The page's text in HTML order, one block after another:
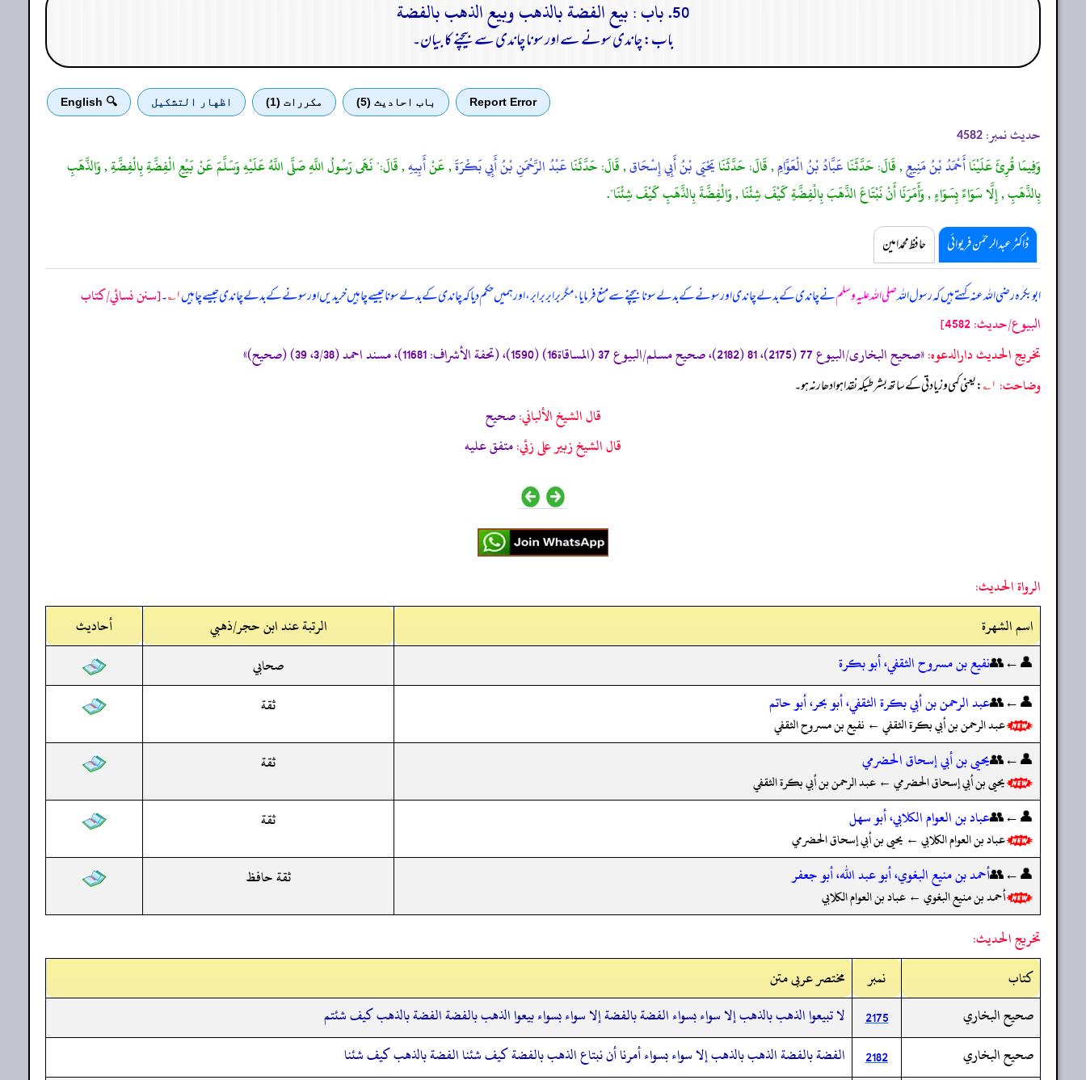
50. باب : بيع الفضة بالذهب وبيع الذهب بالفضة
باب: چاندی سونے سے اور سونا چاندی سے بیچنے کا بیان۔
Report Error باب احادیث (5) مكررات (1) اظهار التشكيل 🔍 English
حدیث نمبر: 4582
وَفِيمَا قُرِئَ عَلَيْنَاأَحْمَدُ بْنُ مَنِيعٍ, قَالَ: حَدَّثَنَاعَبَّادُ بْنُ الْعَوَّامِ, قَالَ: حَدَّثَنَايَحْيَى بْنُ أَبِي إِسْحَاق, قَالَ: حَدَّثَنَاعَبْدُ الرَّحْمَنِ بْنُ أَبِي بَكْرَةَ, عَنْأَبِيهِ, قَالَ:" نَهَى رَسُولُ اللَّهِ صَلَّى اللَّهُ عَلَيْهِ وَسَلَّمَ عَنْ بَيْعِ الْفِضَّةِ بِالْفِضَّةِ , وَالذَّهَبِ
بِالذَّهَبِ , إِلَّا سَوَاءً بِسَوَاءٍ , وَأَمَرَنَا أَنْ نَبْتَاعَ الذَّهَبَ بِالْفِضَّةِ كَيْفَ شِئْنَا , وَالْفِضَّةَ بِالذَّهَبِ كَيْفَ شِئْنَا".
ڈاکٹر عبدالرحمٰن فریوائی حافظ محمد امین
ابوبکرہ رضی اللہ عنہ کہتے ہیں کہرسول اللہصلی اللہ علیہ وسلمنے چاندی کے بدلے چاندی اور سونے کے بدلے سونا بیچنے سے منع فرمایا، مگر برابر برابر، اور ہمیں حکم دیا کہ چاندی کے بدلے سونا جیسے چاہیں خریدیں اور سونے کے بدلے چاندی جیسے چاہیں۱؎ ۔[سنن نسائي/كتاب
البيوع/حدیث: 4582]
تخریج الحدیث دارالدعوہ:«صحیح البخاری/البیوع 77 (2175)، 81 (2182)، صحیح مسلم/البیوع 37 (المساقاة16) (1590)، (تحفة الأشراف: 11681)، مسند احمد (3/38، 39) (صحیح)»
وضاحت: ۱؎ : یعنی کمی و زیادتی کے ساتھ بشرطیکہ نقدا ہو ادھار نہ ہو۔
قال الشيخ الألباني:صحيح
قال الشيخ زبير على زئي:متفق عليه
الرواة الحديث:
اسم الشهرة
الرتبة عند ابن حجر/ذهبي
أحاديث
👤←👥نفيع بن مسروح الثقفي، أبو بكرة
صحابي
👤←👥عبد الرحمن بن أبي بكرة الثقفي، أبو بحر، أبو حاتم
عبد الرحمن بن أبي بكرة الثقفي ← نفيع بن مسروح الثقفي
ثقة
👤←👥يحيى بن أبي إسحاق الحضرمي
يحيى بن أبي إسحاق الحضرمي ← عبد الرحمن بن أبي بكرة الثقفي
ثقة
👤←👥عباد بن العوام الكلابي، أبو سهل
عباد بن العوام الكلابي ← يحيى بن أبي إسحاق الحضرمي
ثقة
👤←👥أحمد بن منيع البغوي، أبو عبد الله، أبو جعفر
أحمد بن منيع البغوي ← عباد بن العوام الكلابي
ثقة حافظ
تخريج الحديث:
کتاب
نمبر
مختصر عربی متن
صحيح البخاري
2175
لا تبيعوا الذهب بالذهب إلا سواء بسواء الفضة بالفضة إلا سواء بسواء بيعوا الذهب بالفضة الفضة بالذهب كيف شئتم
صحيح البخاري
2182
الفضة بالفضة الذهب بالذهب إلا سواء بسواء أمرنا أن نبتاع الذهب بالفضة كيف شئنا الفضة بالذهب كيف شئنا